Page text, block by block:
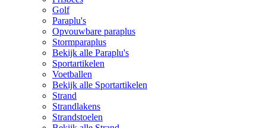
Golf
Paraplu's
Opvouwbare paraplus
Stormparaplus
Bekijk alle Paraplu's
Sportartikelen
Voetballen
Bekijk alle Sportartikelen
Strand
Strandlakens
Strandstoelen